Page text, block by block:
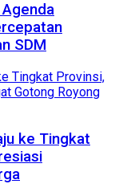
SDM
ke Tingkat